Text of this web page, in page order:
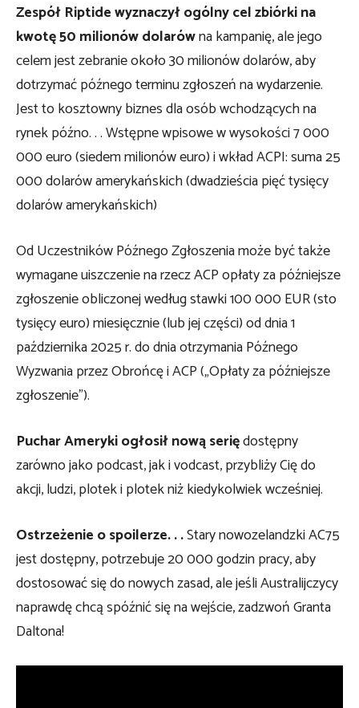
Zespół Riptide wyznaczył ogólny cel zbiórki na
kwotę 50 milionów dolarówna kampanię, ale jego
celem jest zebranie około 30 milionów dolarów, aby
dotrzymać późnego terminu zgłoszeń na wydarzenie.
Jest to kosztowny biznes dla osób wchodzących na
rynek późno. . . Wstępne wpisowe w wysokości 7 000
000 euro (siedem milionów euro) i wkład ACPI: suma 25
000 dolarów amerykańskich (dwadzieścia pięć tysięcy
dolarów amerykańskich)
Od Uczestników Późnego Zgłoszenia może być także
wymagane uiszczenie na rzecz ACP opłaty za późniejsze
zgłoszenie obliczonej według stawki 100 000 EUR (sto
tysięcy euro) miesięcznie (lub jej części) od dnia 1
października 2025 r. do dnia otrzymania Późnego
Wyzwania przez Obrońcę i ACP („Opłaty za późniejsze
zgłoszenie”).
Puchar Ameryki ogłosił nową seriędostępny
zarówno jako podcast, jak i vodcast, przybliży Cię do
akcji, ludzi, plotek i plotek niż kiedykolwiek wcześniej.
Ostrzeżenie o spoilerze. . .Stary nowozelandzki AC75
jest dostępny, potrzebuje 20 000 godzin pracy, aby
dostosować się do nowych zasad, ale jeśli Australijczycy
naprawdę chcą spóźnić się na wejście, zadzwońGranta
Daltona!